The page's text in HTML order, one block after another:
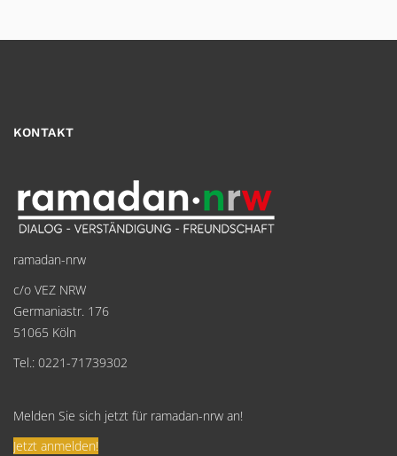
KONTAKT
ramadan-nrw
c/o VEZ NRW
Germaniastr. 176
51065 Köln
Tel.: 0221-71739302
Melden Sie sich jetzt für ramadan-nrw an!
Jetzt anmelden!